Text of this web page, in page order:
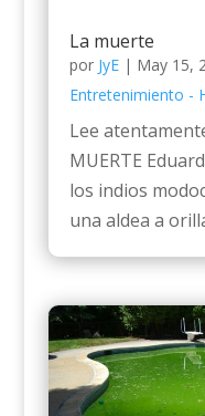
La muerte
por JyE| May 15,
Entretenimiento -
Lee
MUERTE
los indios
una aldea a